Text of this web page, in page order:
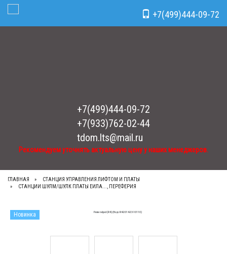
Рекомендуем уточнять актуальную цену у наших менеджеров.
+7(499)444-09-72
+7(933)762-02-44
tdom.lts@mail.ru
Рекомендуем уточнять актуальную цену у наших менеджеров.
+7(499)444-09-72
Toggle Navigation
ГЛАВНАЯ
СТАНЦИЯ УПРАВЛЕНИЯ ЛИФТОМ И ПЛАТЫ
СТАНЦИИ ШУЛМ/ШУЛК ПЛАТЫ ЕИЛА..., ПЕРЕФЕРИЯ
Новинка